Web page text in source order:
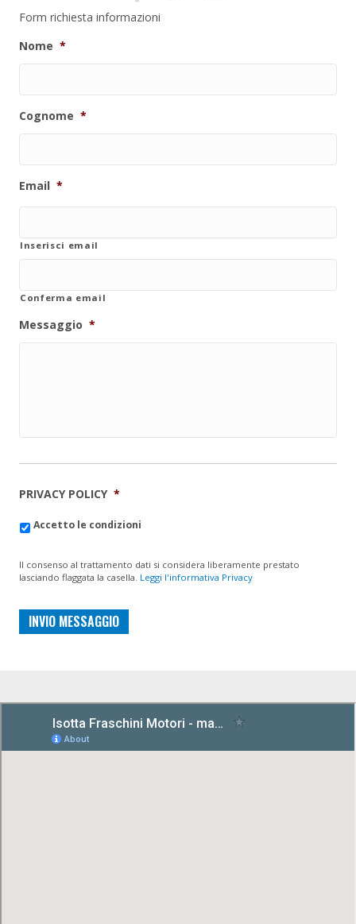
Form richiesta informazioni
Nome *
Cognome *
Email *
Inserisci email
Conferma email
Messaggio *
PRIVACY POLICY *
Accetto le condizioni
Il consenso al trattamento dati si considera liberamente prestato
lasciando flaggata la casella. Leggi l'informativa Privacy
INVIO MESSAGGIO